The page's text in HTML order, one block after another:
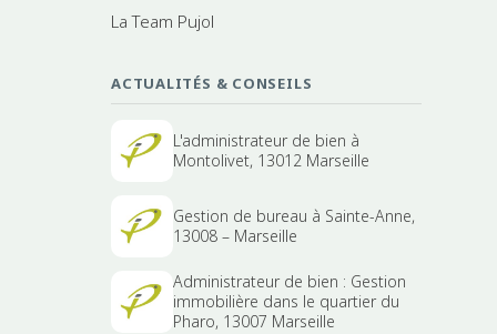
La Team Pujol
ACTUALITÉS & CONSEILS
L'administrateur de bien à
Montolivet, 13012 Marseille
Gestion de bureau à Sainte-Anne,
13008 – Marseille
Administrateur de bien : Gestion
immobilière dans le quartier du
Pharo, 13007 Marseille